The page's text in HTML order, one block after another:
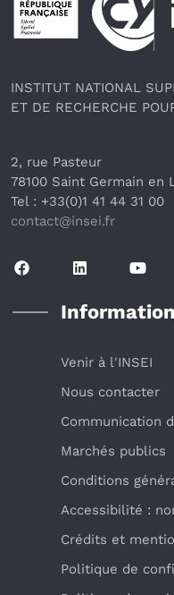
INSTITUT NATIONAL
ET DE RECHERCHE
2, rue Pasteur
78100 Saint Germain en
Tel : +33(0)1 41 44 31 00
contact@insei.fr
Venir à l'INSEI
Nous contacter
Communication
Marchés publics
Conditions
Accessibilité :
Crédits et
Politique de